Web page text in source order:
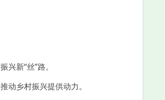
新“丝”路。
动乡村振兴提供动力。